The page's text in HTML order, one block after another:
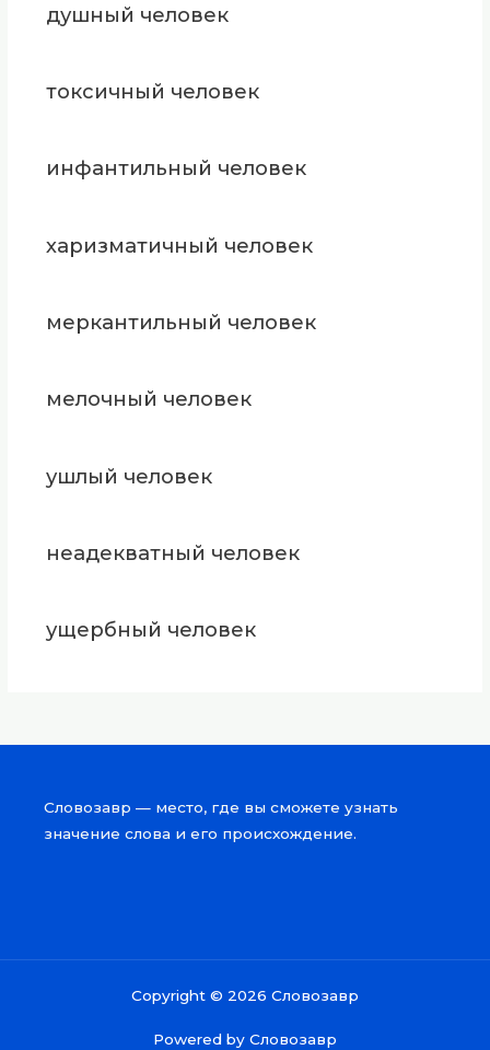
душный человек
токсичный человек
инфантильный человек
харизматичный человек
меркантильный человек
мелочный человек
ушлый человек
неадекватный человек
ущербный человек
Словозавр — место, где вы сможете узнать
значение слова и его происхождение.
Copyright © 2026 Словозавр
Powered by Словозавр